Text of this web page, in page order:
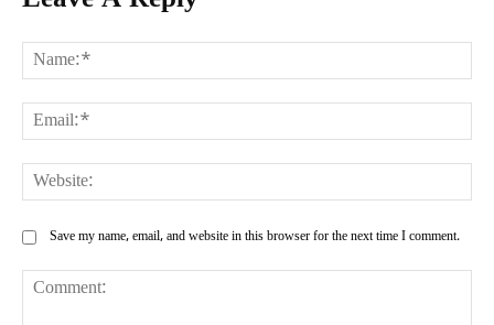
Save my name, email, and website in this browser for the next time I comment.